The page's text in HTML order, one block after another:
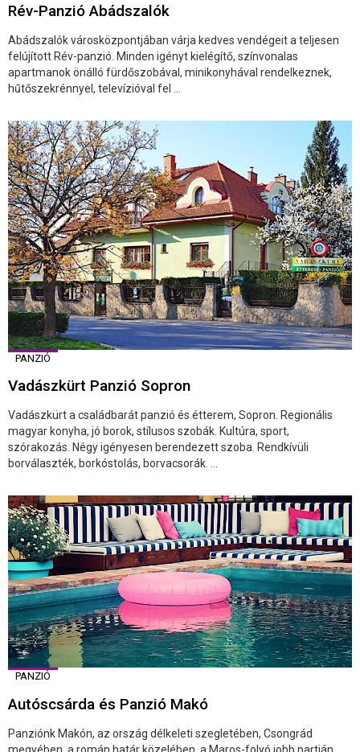
Rév-Panzió Abádszalók
Abádszalók városközpontjában várja kedves vendégeit a teljesen
felújított Rév-panzió. Minden igényt kielégítő, színvonalas
apartmanok önálló fürdőszobával, minikonyhával rendelkeznek,
hűtőszekrénnyel, televízióval fel ...
PANZIÓ
Vadászkürt Panzió Sopron
Vadászkürt a családbarát panzió és étterem, Sopron. Regionális
magyar konyha, jó borok, stílusos szobák. Kultúra, sport,
szórakozás. Négy igényesen berendezett szoba. Rendkívüli
borválaszték, borkóstolás, borvacsorák. ...
PANZIÓ
Autóscsárda és Panzió Makó
Panziónk Makón, az ország délkeleti szegletében, Csongrád
megyében, a román határ közelében, a Maros-folyó jobb partján